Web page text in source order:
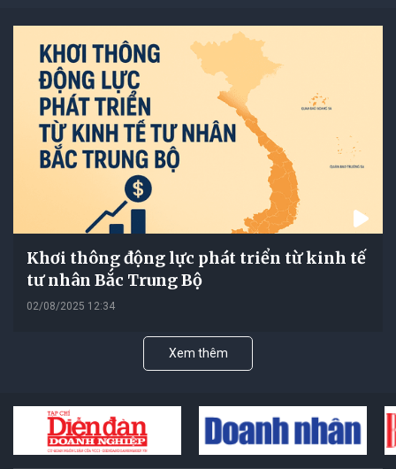
Khơi thông động lực phát triển từ kinh tế
tư nhân Bắc Trung Bộ
02/08/2025 12:34
Xem thêm